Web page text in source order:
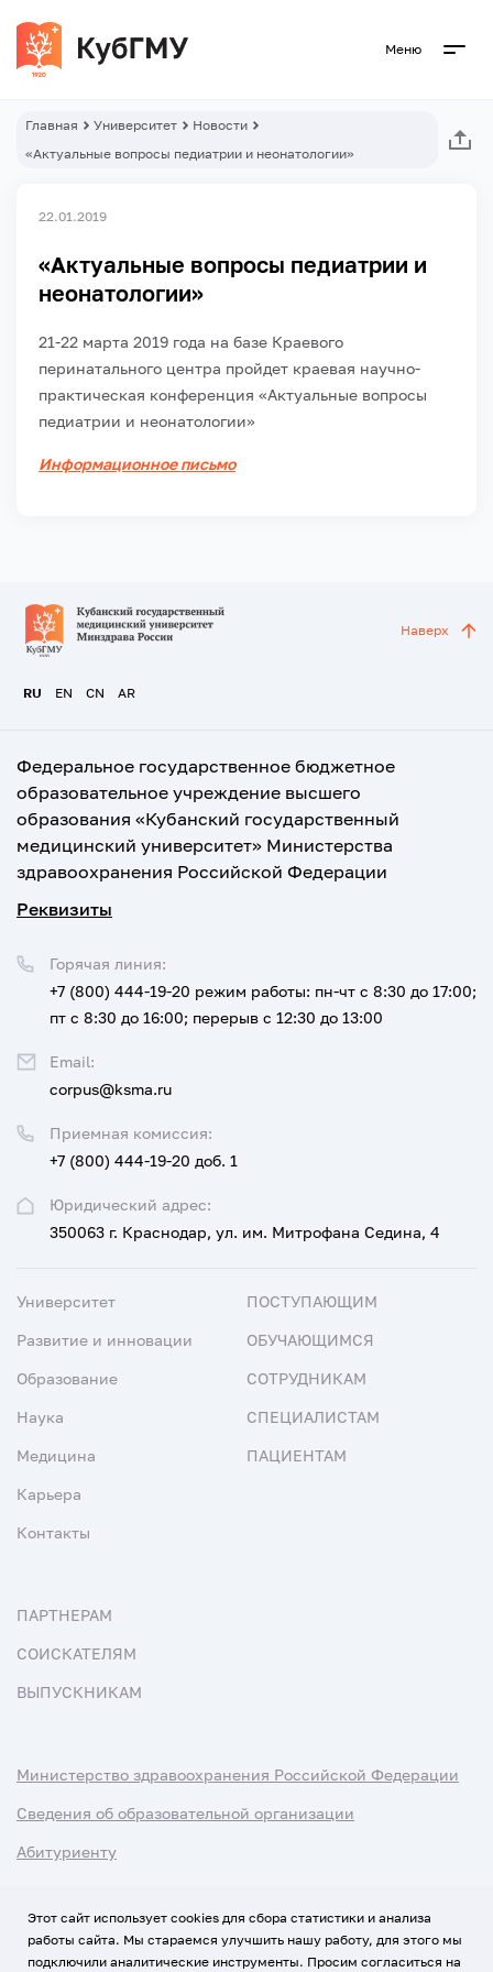
Меню
Главная Университет
Новости
«Актуальные вопросы педиатрии и неонатологии»
22.01.2019
«Актуальные вопросы педиатрии и
неонатологии»
21-22 марта 2019 года на базе Краевого
перинатального центра пройдет краевая научно-
практическая конференция «Актуальные вопросы
педиатрии и неонатологии»
Информационное письмо
RU EN CN AR
Наверх
Федеральное государственное бюджетное
образовательное учреждение высшего
образования «Кубанский государственный
медицинский университет» Министерства
здравоохранения Российской Федерации
Реквизиты
Юридический адрес:
350063 г. Краснодар, ул. им. Митрофана Седина, 4
Приемная комиссия:
+7 (800) 444-19-20 доб. 1
Горячая линия:
+7 (800) 444-19-20 режим работы: пн-чт с 8:30 до 17:00;
пт с 8:30 до 16:00; перерыв с 12:30 до 13:00
Email:
corpus@ksma.ru
Университет
Развитие и инновации
Образование
Наука
Медицина
Карьера
Контакты
ПОСТУПАЮЩИМ
ОБУЧАЮЩИМСЯ
СОТРУДНИКАМ
СПЕЦИАЛИСТАМ
ПАЦИЕНТАМ
ПАРТНЕРАМ
СОИСКАТЕЛЯМ
ВЫПУСКНИКАМ
Министерство здравоохранения Российской Федерации
Сведения об образовательной организации
Абитуриенту
Этот сайт использует cookies для сбора статистики и анализа
работы сайта. Мы стараемся улучшить нашу работу, для этого мы
подключили аналитические инструменты. Просим согласиться на